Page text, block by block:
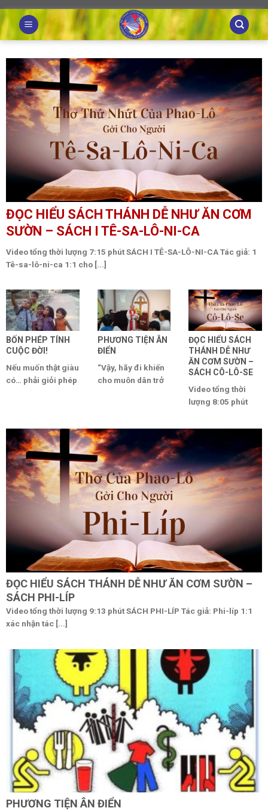
Skip
to
content
ĐỌC HIỂU SÁCH THÁNH DỄ NHƯ ĂN CƠM
SƯỜN – SÁCH I TÊ-SA-LÔ-NI-CA
Video tổng thời lượng 7:15 phút SÁCH I TÊ-SA-LÔ-NI-CA Tác giả: 1
Tê-sa-lô-ni-ca 1:1 cho [...]
BỐN PHÉP TÍNH
CUỘC ĐỜI!
Nếu muốn thật giàu
có… phải giỏi phép
PHƯƠNG TIỆN ÂN
ĐIỂN
“Vậy, hãy đi khiến
cho muôn dân trở
ĐỌC HIỂU SÁCH
THÁNH DỄ NHƯ
ĂN CƠM SƯỜN –
SÁCH CÔ-LÔ-SE
Video tổng thời
lượng 8:05 phút
Tác giả: Sứ đồ
Phao-lô viết phần
ĐỌC HIỂU SÁCH THÁNH DỄ NHƯ ĂN CƠM SƯỜN –
SÁCH PHI-LÍP
Video tổng thời lượng 9:13 phút SÁCH PHI-LÍP Tác giả: Phi-líp 1:1
xác nhận tác [...]
PHƯƠNG TIỆN ÂN ĐIỂN